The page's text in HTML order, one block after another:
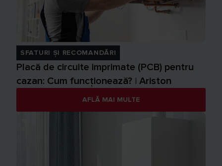
SFATURI ȘI RECOMANDĂRI
Placă de circuite imprimate (PCB) pentru
cazan: Cum funcționează? | Ariston
AFLĂ MAI MULTE